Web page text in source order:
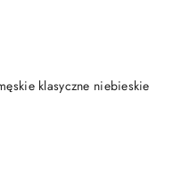
klasyczne niebieskie